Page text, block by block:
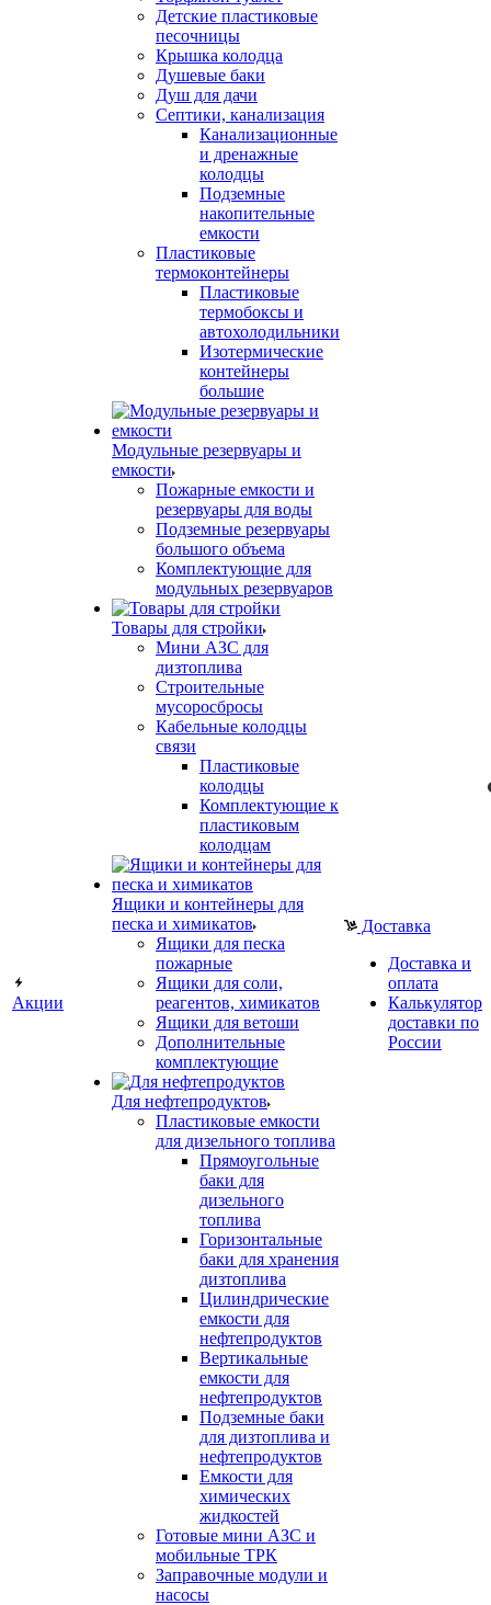
Акции
Детские пластиковые
песочницы
Крышка колодца
Душевые баки
Душ для дачи
Септики, канализация
Канализационные
и дренажные
колодцы
Подземные
накопительные
емкости
Пластиковые
термоконтейнеры
Пластиковые
термобоксы и
автохолодильники
Изотермические
контейнеры
большие
Модульные резервуары и
емкости
Пожарные емкости и
резервуары для воды
Подземные резервуары
большого объема
Комплектующие для
модульных резервуаров
Товары для стройки
Мини АЗС для
дизтоплива
Строительные
мусоросбросы
Кабельные колодцы
связи
Пластиковые
колодцы
Комплектующие к
пластиковым
колодцам
Ящики и контейнеры для
песка и химикатов
Ящики для песка
пожарные
Ящики для соли,
реагентов, химикатов
Ящики для ветоши
Дополнительные
комплектующие
Для нефтепродуктов
Пластиковые емкости
для дизельного топлива
Прямоугольные
баки для
дизельного
топлива
Горизонтальные
баки для хранения
дизтоплива
Цилиндрические
емкости для
нефтепродуктов
Вертикальные
емкости для
нефтепродуктов
Подземные баки
для дизтоплива и
нефтепродуктов
Емкости для
химических
жидкостей
Готовые мини АЗС и
мобильные ТРК
Заправочные модули и
насосы
Доставка
Доставка и
оплата
Калькулятор
доставки по
России